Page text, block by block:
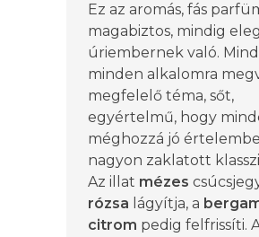
Ez az aromás, fás
magabiztos, mindig
úriembernek való.
minden alkalomra
megfelelő téma, sőt,
egyértelmű, hogy
méghozzá jó
nagyon zaklatott
Az illat mézes
rózsa lágyítja, a
citrom pedig felfrissíti.